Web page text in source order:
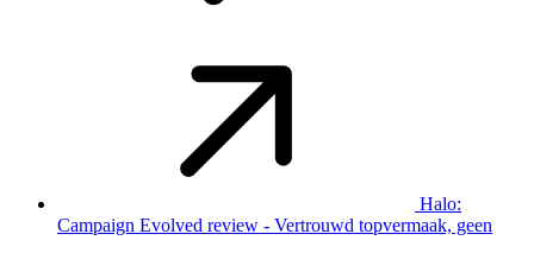
Halo:
Campaign Evolved review - Vertrouwd topvermaak, geen